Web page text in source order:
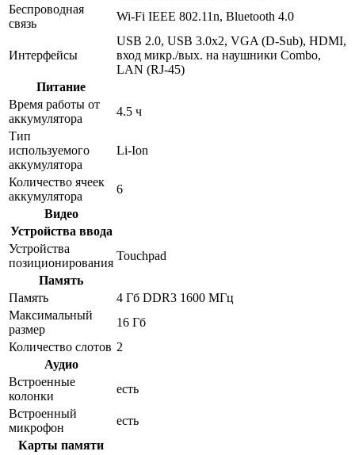
Беспроводная
связь
Wi-Fi IEEE 802.11n, Bluetooth 4.0
Интерфейсы
USB 2.0, USB 3.0x2, VGA (D-Sub), HDMI,
вход микр./вых. на наушники Combo,
LAN (RJ-45)
Питание
Время работы от
аккумулятора
4.5 ч
Тип
используемого
аккумулятора
Li-Ion
Количество ячеек
аккумулятора
6
Видео
Устройства ввода
Устройства
позиционирования
Touchpad
Память
Память
4 Гб DDR3 1600 МГц
Максимальный
размер
16 Гб
Количество слотов 2
Аудио
Встроенные
колонки
есть
Встроенный
микрофон
есть
Карты памяти